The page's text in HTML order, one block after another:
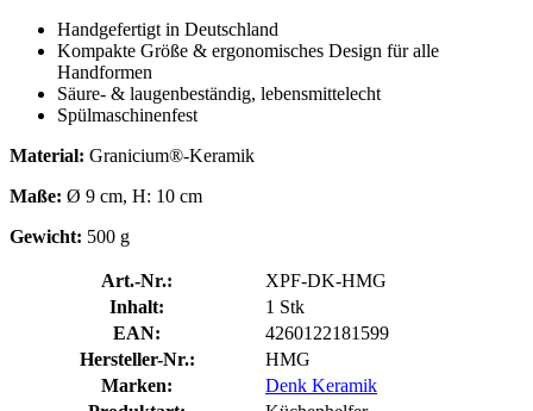
Handgefertigt in Deutschland
Kompakte Größe & ergonomisches Design für alle
Handformen
Säure- & laugenbeständig, lebensmittelecht
Spülmaschinenfest
Material: Granicium®-Keramik
Maße: Ø 9 cm, H: 10 cm
Gewicht: 500 g
Art.-Nr.:
XPF-DK-HMG
Inhalt:
1 Stk
EAN:
4260122181599
Hersteller-Nr.:
HMG
Marken:
Denk Keramik